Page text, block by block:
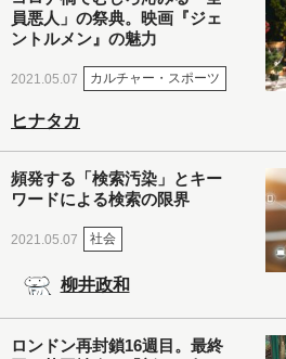
員悪人」の祭典。映画『ジェ
ントルメン』の魅力
2021.05.07 カルチャー・スポーツ
ヒナタカ
頻発する「検索汚染」とキー
ワードによる検索の限界
2021.05.07 社会
柳井政和
ロンドン再封鎖16週目。最終